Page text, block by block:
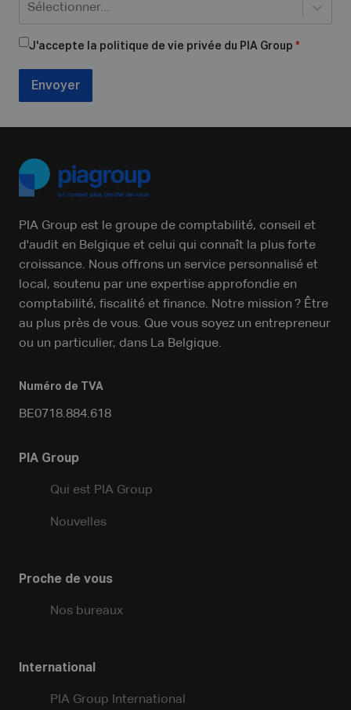
Sélectionner...
J'accepte la politique de vie privée du PIA Group *
Envoyer
PIA Group est le groupe de comptabilité, conseil et
d'audit en Belgique et celui qui connaît la plus forte
croissance. Nous offrons un service personnalisé et
local, soutenu par une expertise approfondie en
comptabilité, fiscalité et finance. Notre mission ? Être
au plus près de vous. Que vous soyez un entrepreneur
ou un particulier, dans La Belgique.
Numéro de TVA
BE0718.884.618
PIA Group
Qui est PIA Group
Nouvelles
Proche de vous
Nos bureaux
International
PIA Group International